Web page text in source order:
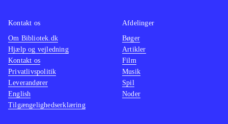
Der er udelukkende mulighed for
singleplayer og ingen onlinefunktion.
Spillet kan gennemføres på 6-7 timer
I opbygning, plot og grafik ligner
spillet andre Springdale-spil som fx
Ud over engene og Over stok og
Kontakt os
Om Bibliotek.dk
Hjælp og vejledning
Kontakt os
Privatlivspolitik
Leverandører
English
Tilgængelighedserklæring
Afdelinger
Bøger
Artikler
Film
Musik
Spil
Noder